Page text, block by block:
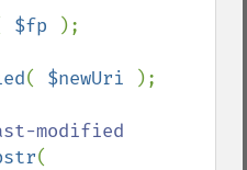
$fp
);
( $newUri
);
modified